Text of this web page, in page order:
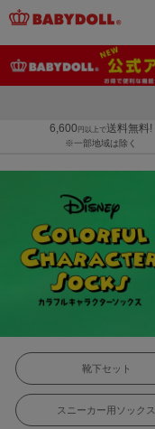
6,600 円以上で送料無料!
※一部地域は除く
靴下セット
スニーカー用ソックス